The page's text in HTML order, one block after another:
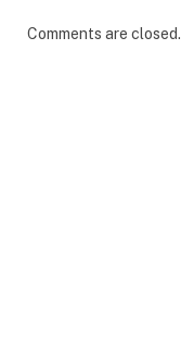
Comments are closed.